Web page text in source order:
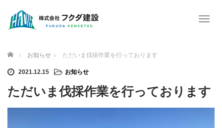
T
a
v
i
ホーム お知らせ ただいま伐採作業を行っております
2021.12.15 お知らせ
ただいま伐採作業を行っております